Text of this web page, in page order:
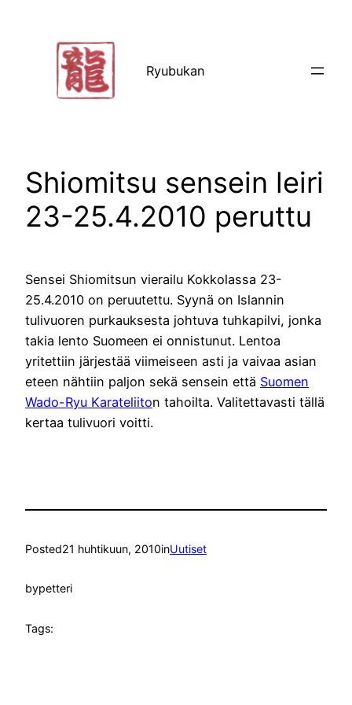
Ryubukan
Shiomitsu sensein leiri
23-25.4.2010 peruttu
Sensei Shiomitsun vierailu Kokkolassa 23-
25.4.2010 on peruutettu. Syynä on Islannin
tulivuoren purkauksesta johtuva tuhkapilvi, jonka
takia lento Suomeen ei onnistunut. Lentoa
yritettiin järjestää viimeiseen asti ja vaivaa asian
eteen nähtiin paljon sekä sensein että Suomen
Wado-Ryu Karateliiton tahoilta. Valitettavasti tällä
kertaa tulivuori voitti.
Posted21 huhtikuun, 2010inUutiset
bypetteri
Tags: